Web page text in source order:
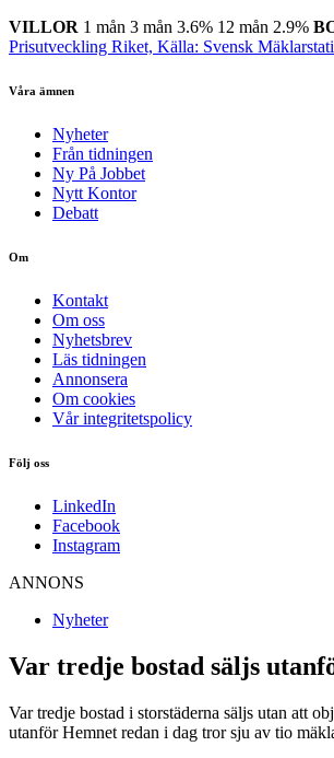
VILLOR 1 mån 3 mån 3.6% 12 mån 2.9%
Prisutveckling Riket, Källa: Svensk
Våra ämnen
Nyheter
Från tidningen
Ny På Jobbet
Nytt Kontor
Debatt
Om
Kontakt
Om oss
Nyhetsbrev
Läs tidningen
Annonsera
Om cookies
Vår integritetspolicy
Följ oss
LinkedIn
Facebook
Instagram
ANNONS
Nyheter
Var tredje bostad säljs
Var tredje bostad i storstäderna säljs utan att
utanför Hemnet redan i dag tror sju av tio